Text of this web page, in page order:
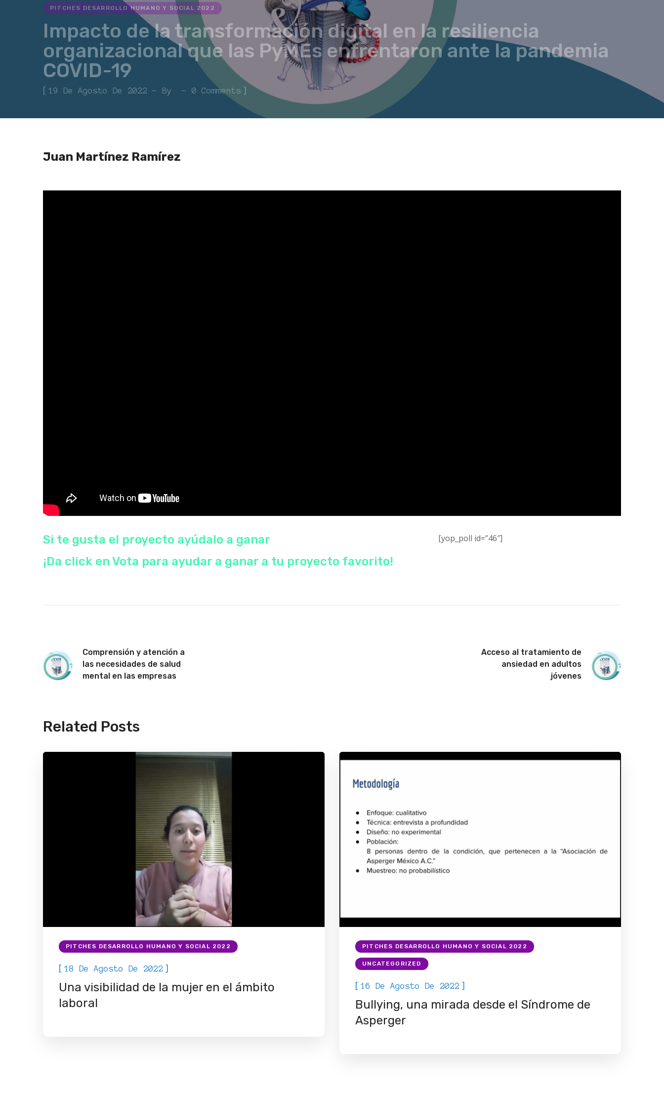
PITCHES DESARROLLO HUMANO Y SOCIAL 2022
Impacto de la transformación digital en la resiliencia
organizacional que las PyMEs enfrentaron ante la pandemia
COVID-19
[ 19 De Agosto De 2022 By 0 Comments ]
Juan Martínez Ramírez
Si te gusta el proyecto ayúdalo a ganar
¡Da click en Vota para ayudar a ganar a tu proyecto favorito!
[yop_poll id=”46″]
Comprensión y atención a
las necesidades de salud
mental en las empresas
Acceso al tratamiento de
ansiedad en adultos
jóvenes
Related Posts
PITCHES DESARROLLO HUMANO Y SOCIAL 2022
[ 18 De Agosto De 2022 ]
Una visibilidad de la mujer en el ámbito
laboral
PITCHES DESARROLLO HUMANO Y SOCIAL 2022
UNCATEGORIZED
[ 16 De Agosto De 2022 ]
Bullying, una mirada desde el Síndrome de
Asperger